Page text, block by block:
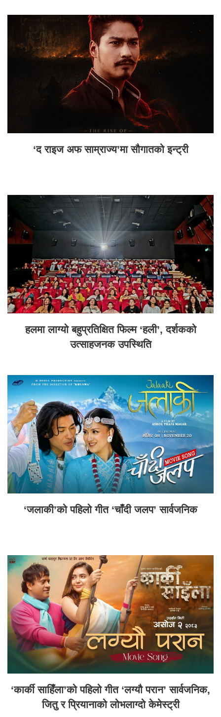
‘द राइज अफ साम्राज्य’मा सौगातको इन्ट्री
हलमा लाग्यो बहुप्रतिक्षित फिल्म ‘हली’, दर्शकको
उत्साहजनक उपस्थिति
‘जलाकी’को पहिलो गीत ‘चाँदी जलप’ सार्वजनिक
‘कार्की साहिँला’को पहिलो गीत ‘लग्यौ परान’ सार्वजनिक,
जितु र प्रियानाको लोभलाग्दो केमेस्ट्री